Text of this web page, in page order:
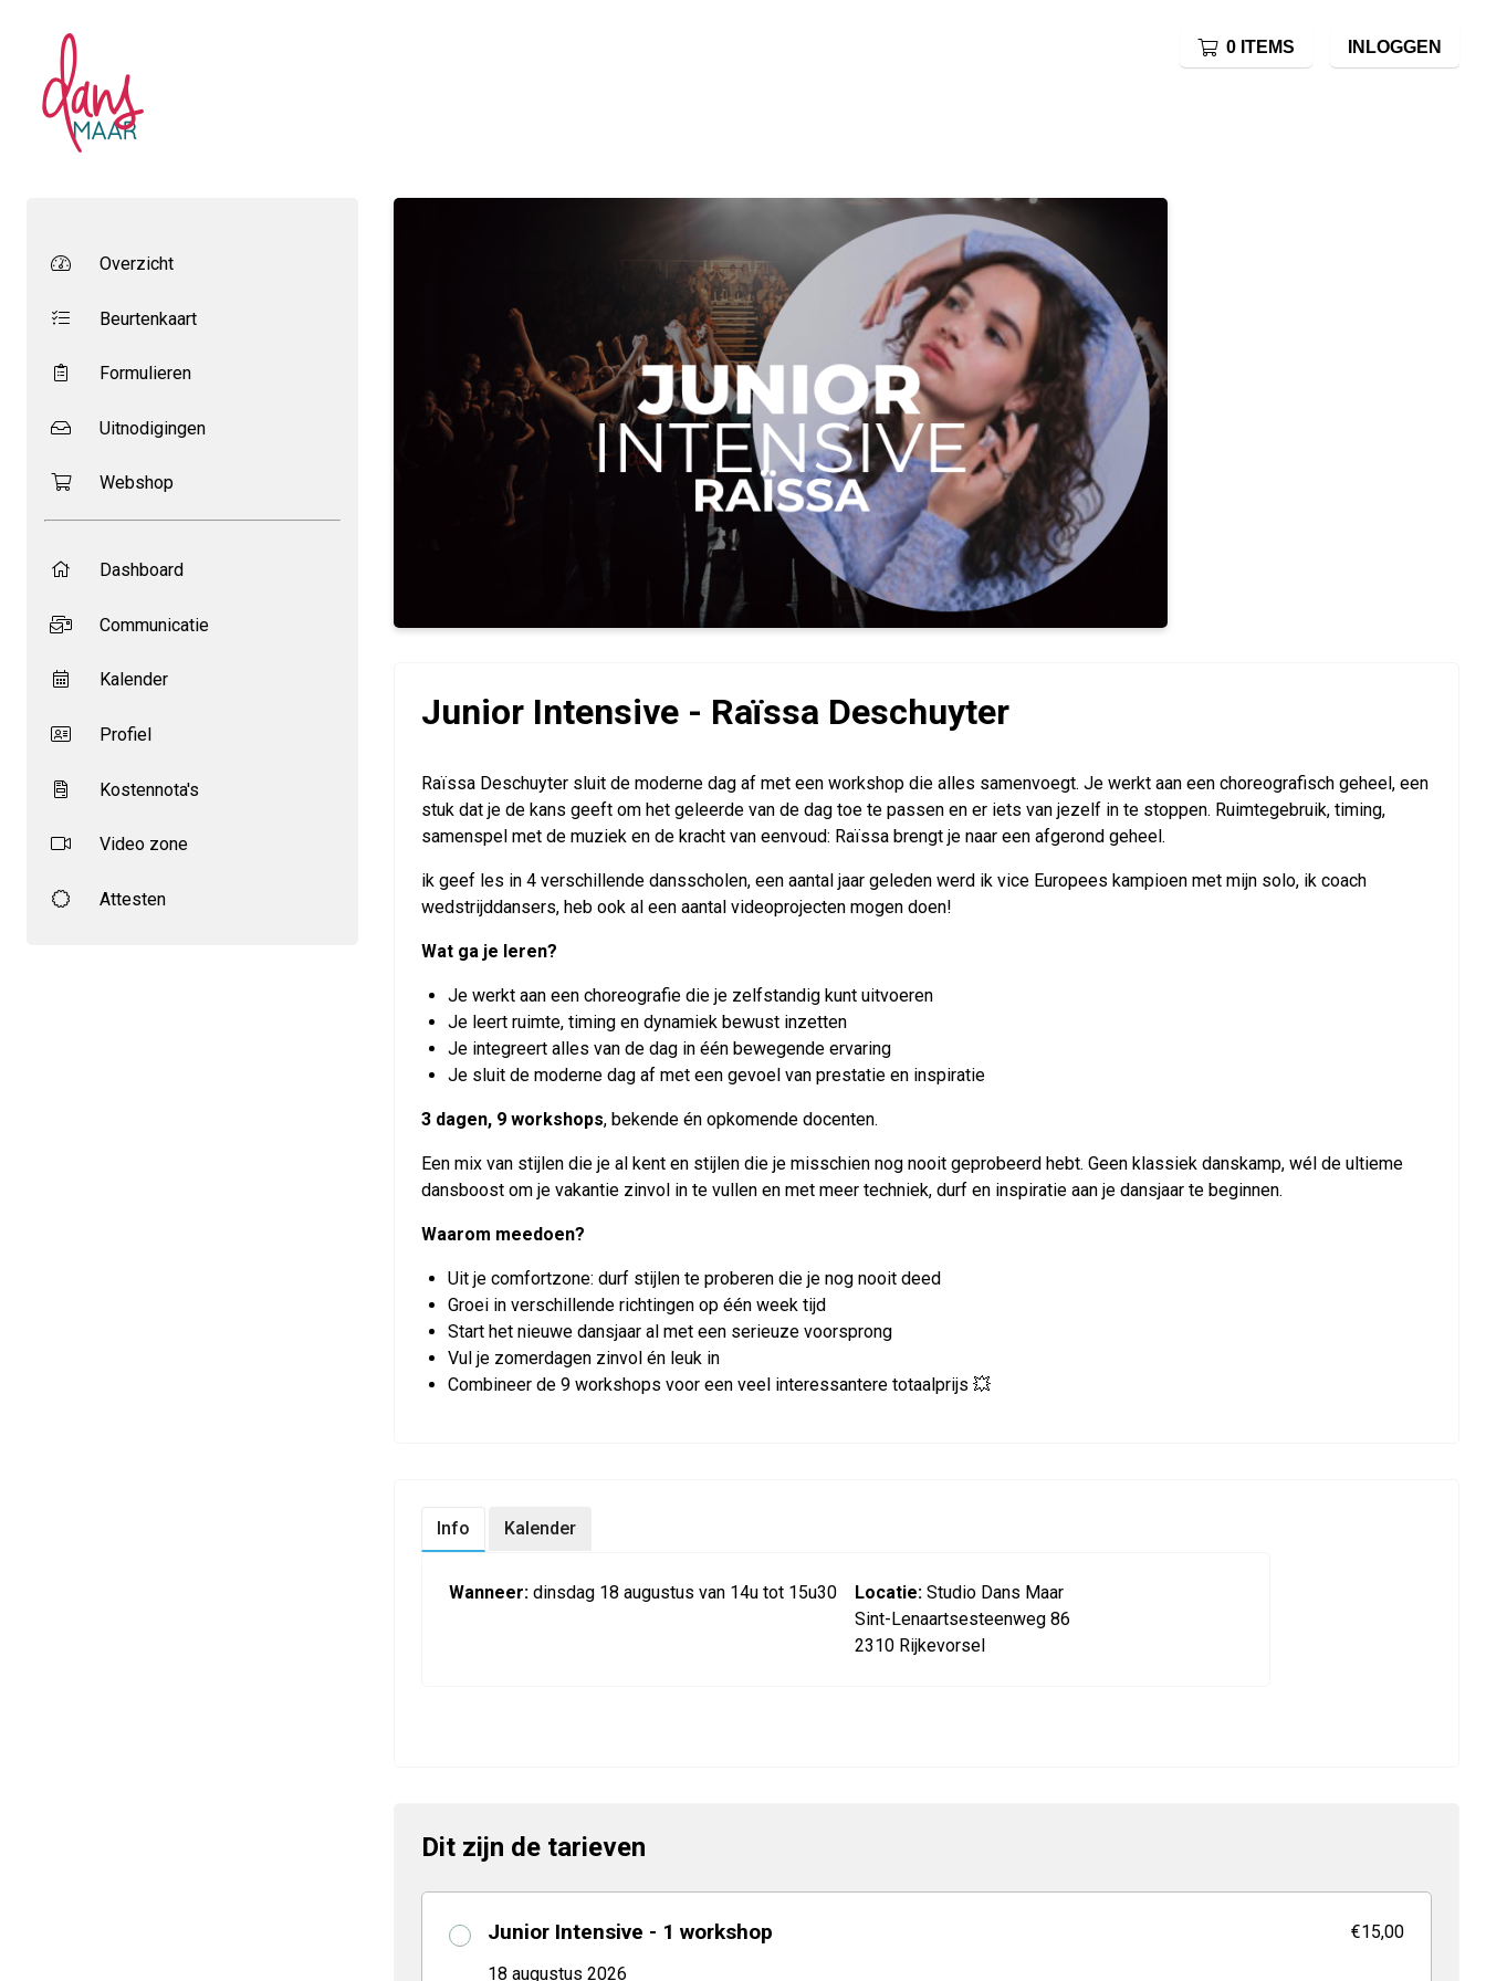
0 ITEMS INLOGGEN
Overzicht
Beurtenkaart
Formulieren
Uitnodigingen
Webshop
Dashboard
Communicatie
Kalender
Profiel
Kostennota's
Video zone
Attesten
Junior Intensive - Raïssa Deschuyter
Raïssa Deschuyter sluit de moderne dag af met een workshop die alles samenvoegt. Je werkt aan een choreografisch geheel, een
stuk dat je de kans geeft om het geleerde van de dag toe te passen en er iets van jezelf in te stoppen. Ruimtegebruik, timing,
samenspel met de muziek en de kracht van eenvoud: Raïssa brengt je naar een afgerond geheel.
ik geef les in 4 verschillende dansscholen, een aantal jaar geleden werd ik vice Europees kampioen met mijn solo, ik coach
wedstrijddansers, heb ook al een aantal videoprojecten mogen doen!
Wat ga je leren?
Je werkt aan een choreografie die je zelfstandig kunt uitvoeren
Je leert ruimte, timing en dynamiek bewust inzetten
Je integreert alles van de dag in één bewegende ervaring
Je sluit de moderne dag af met een gevoel van prestatie en inspiratie
3 dagen, 9 workshops, bekende én opkomende docenten.
Een mix van stijlen die je al kent en stijlen die je misschien nog nooit geprobeerd hebt. Geen klassiek danskamp, wél de ultieme
dansboost om je vakantie zinvol in te vullen en met meer techniek, durf en inspiratie aan je dansjaar te beginnen.
Waarom meedoen?
Uit je comfortzone: durf stijlen te proberen die je nog nooit deed
Groei in verschillende richtingen op één week tijd
Start het nieuwe dansjaar al met een serieuze voorsprong
Vul je zomerdagen zinvol én leuk in
Combineer de 9 workshops voor een veel interessantere totaalprijs 💥
Info Kalender
Wanneer: dinsdag 18 augustus van 14u tot 15u30 Locatie: Studio Dans Maar
Sint-Lenaartsesteenweg 86
2310 Rijkevorsel
Dit zijn de tarieven
Junior Intensive - 1 workshop
18 augustus 2026
€15,00